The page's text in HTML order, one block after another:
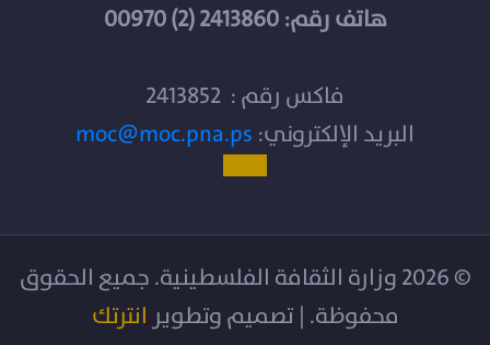
هاتف رقم: 2413860 (2) 00970
فاكس رقم : 2413852
البريد الإلكتروني: moc@moc.pna.ps
© 2026 وزارة الثقافة الفلسطينية. جميع الحقوق
محفوظة. | تصميم وتطوير انترتك